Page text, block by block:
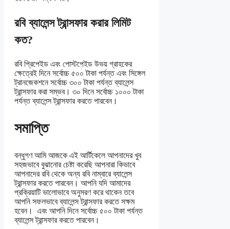
রবি ব্যালেন্স ট্রান্সফার করার লিমিট
কত?
রবি প্রিপেইড এবং পোস্টপেইড উভয় গ্রাহকের
ক্ষেত্রেই দিনে সর্বোচ্চ ৫০০ টাকা পর্যন্ত এবং সিঙ্গেল
ট্রানজেকশনে সর্বোচ্চ ৩০০ টাকা পর্যন্ত ব্যালেন্স
ট্রান্সফার করা সম্ভব। ৩০ দিনে সর্বোচ্চ ১০০০ টাকা
পর্যন্ত ব্যালেন্স ট্রান্সফার করতে পারবেন।
সমাপ্তি
বন্ধুগণ আমি আজকে এই আর্টিকেলে আপনাদের খুব
সহজভাবে বুঝানোর চেষ্টা করেছি আপনারা কিভাবে
আপনাদের রবি থেকে অন্য রবি নাম্বারে ব্যালেন্স
ট্রান্সফার করতে পারবেন। আপনি যদি আমাদের
প্রক্রিয়াটি ভালোভাবে অনুসরণ করে থাকেন তবে
আপনি সফলভাবে ব্যালেন্স ট্রান্সফার করতে সক্ষম
হবেন। এবং আপনি দিনে সর্বোচ্চ ৫০০ টাকা পর্যন্ত
ব্যালেন্স ট্রান্সফার করতে পারবেন।